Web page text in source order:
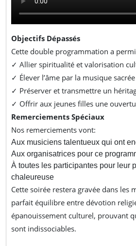
Objectifs Dépassés
Cette double programmation a
✓ Allier spiritualité et valorisation
✓ Élever l’âme par la musique sacrée
✓ Préserver et transmettre un
✓ Offrir aux jeunes filles une
Remerciements Spéciaux
Nos remerciements vont:
Aux musiciens talentueux qui ont
Aux organisatrices pour ce
À toutes les participantes pour leur
chaleureuse
Cette soirée restera gravée dans les
parfait équilibre entre dévotion
épanouissement culturel, prouvant
sont indissociables.